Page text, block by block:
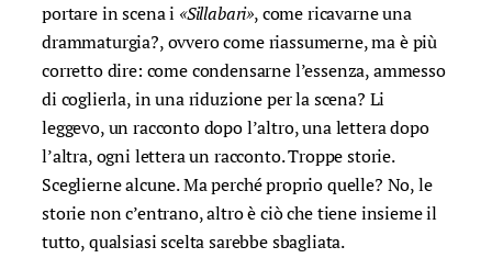
portare in scena i «Sillabari», come ricavarne una
drammaturgia?, ovvero come riassumerne, ma è più
corretto dire: come condensarne l’essenza, ammesso
di coglierla, in una riduzione per la scena? Li
leggevo, un racconto dopo l’altro, una lettera dopo
l’altra, ogni lettera un racconto. Troppe storie.
Sceglierne alcune. Ma perché proprio quelle? No, le
storie non c’entrano, altro è ciò che tiene insieme il
tutto, qualsiasi scelta sarebbe sbagliata.